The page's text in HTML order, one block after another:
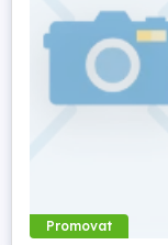
Promovat